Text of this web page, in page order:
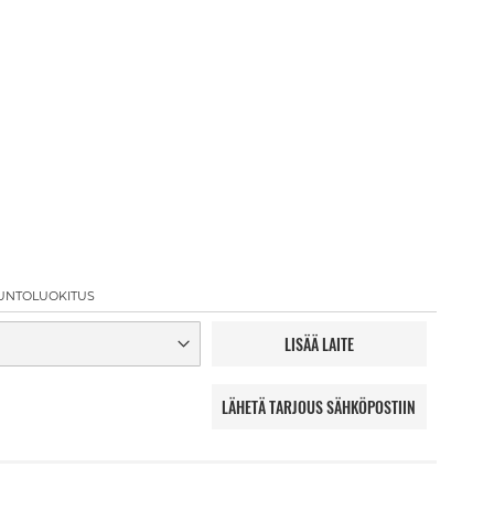
LISÄÄ LAITE
LÄHETÄ TARJOUS SÄHKÖPOSTIIN